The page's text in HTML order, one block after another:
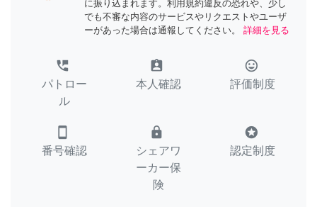
に振り込まれます。利用規約違反の恐れや、少し
でも不審な内容のサービスやリクエストやユーザ
ーがあった場合は通報してください。
詳細を見る
perm_phone_msg
パトロー
ル
assignment_ind
本人確認
tag_faces
評価制度
smartphone
番号確認
lock
シェアワ
ーカー保
険
stars
認定制度